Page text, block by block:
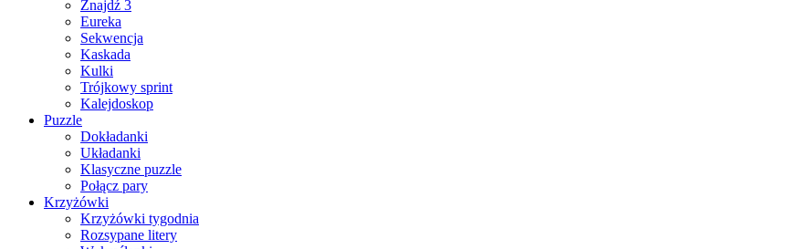
Znajdź 3
Eureka
Sekwencja
Kaskada
Kulki
Trójkowy sprint
Kalejdoskop
Puzzle
Dokładanki
Układanki
Klasyczne puzzle
Połącz pary
Krzyżówki
Krzyżówki tygodnia
Rozsypane litery